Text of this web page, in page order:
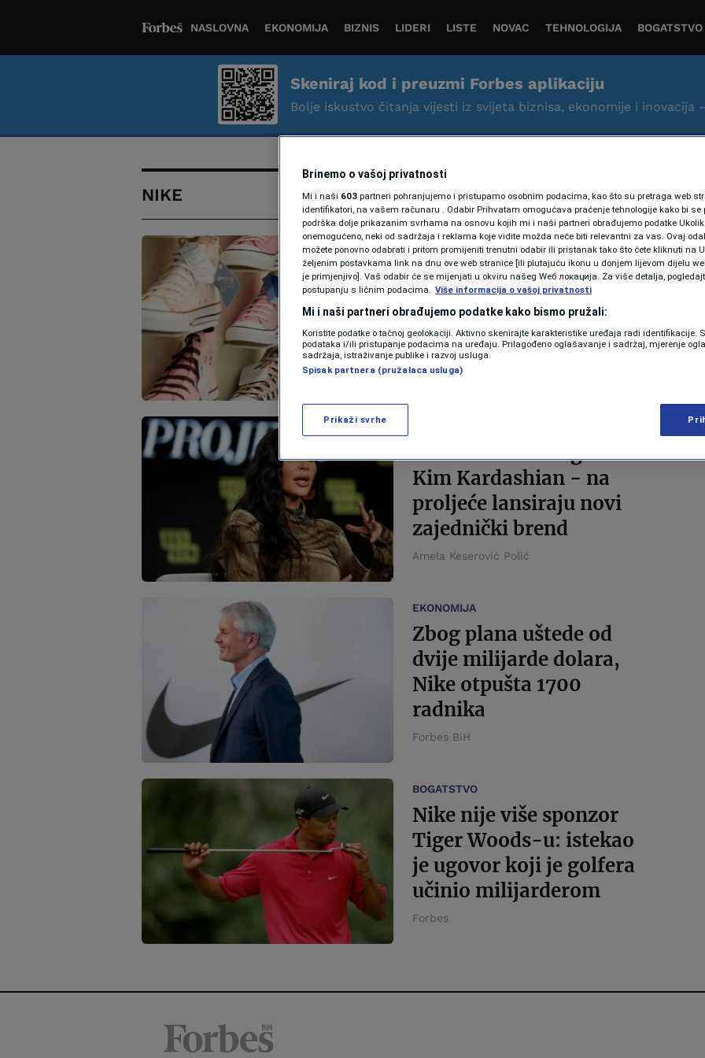
NASLOVNA EKONOMIJA BIZNIS LIDERI LISTE NOVAC TEHNOLOGIJA BOGATSTVO
Skeniraj kod i preuzmi Forbes aplikaciju
Bolje iskustvo čitanja vijesti iz svijeta biznisa, ekonomije i inovacija
NIKE
BIZNIS
Popularni brend patika
na meti investitora -
hoće li Nike pristati na
prodaju
Amela Keserović Polić
Nike udružio snage sa
Kim Kardashian - na
proljeće lansiraju novi
zajednički brend
Amela Keserović Polić
EKONOMIJA
Zbog plana uštede od
dvije milijarde dolara,
Nike otpušta 1700
radnika
Forbes BiH
BOGATSTVO
Nike nije više sponzor
Tiger Woods-u: istekao
je ugovor koji je golfera
učinio milijarderom
Forbes
Brinemo o vašoj privatnosti
Mi i naši 603 partneri pohranjujemo i pristupamo osobnim podacima, kao što su pretraga web
identifikatori, na vašem računaru . Odabir Prihvatam omogućava praćenje tehnologije kako bi se
podrška dolje prikazanim svrhama na osnovu kojih mi i naši partneri obrađujemo podatke
onemogućeno, neki od sadržaja i reklama koje vidite možda neće biti relevantni za vas. Ovaj
možete ponovno odabrati i pritom promijeniti trenutni odabir ili pristanak tako što ćete kliknuti na
željenim postavkama link na dnu ove web stranice [ili plutajuću ikonu u donjem lijevom dijelu
je primjenjivo]. Vaš odabir će se mijenjati u okviru našeg Wеб локација. Za više detalja,
postupanju s ličnim podacima.
Više informacija o vašoj privatnosti
Mi i naši partneri obrađujemo podatke kako bismo pružali:
Koristite podatke o tačnoj geolokaciji. Aktivno skenirajte karakteristike uređaja radi identifikacije.
podataka i/ili pristupanje podacima na uređaju. Prilagođeno oglašavanje i sadržaj, mjerenje
sadržaja, istraživanje publike i razvoj usluga.
Spisak partnera (pružalaca usluga)
Prikaži svrhe